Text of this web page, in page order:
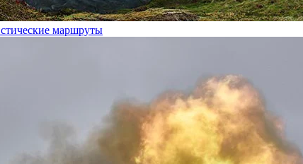
маршруты